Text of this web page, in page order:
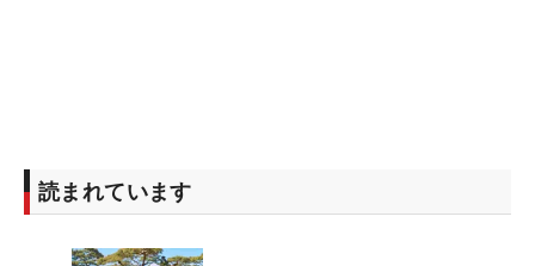
読まれています